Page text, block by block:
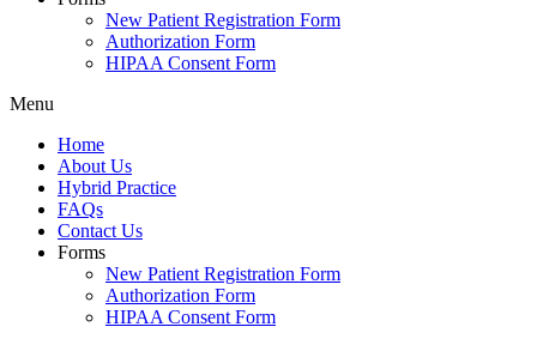
New Patient Registration Form
Authorization Form
HIPAA Consent Form
Menu
Home
About Us
Hybrid Practice
FAQs
Contact Us
Forms
New Patient Registration Form
Authorization Form
HIPAA Consent Form